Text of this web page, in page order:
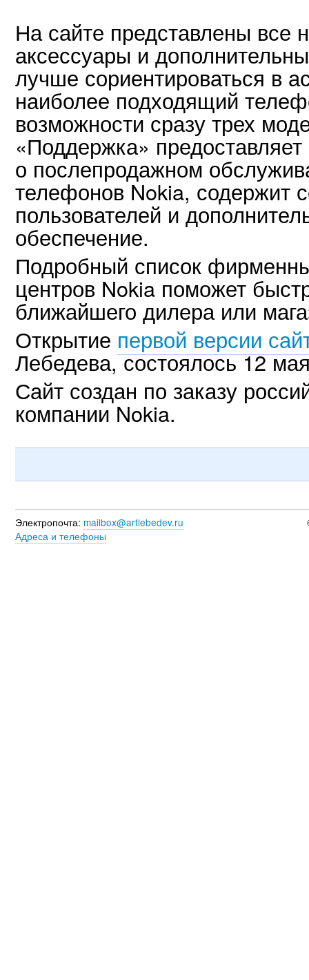
На сайте представлены все
аксессуары и
лучше сориентироваться в
наиболее подходящий
возможности сразу трех
«Поддержка»
о послепродажном
телефонов Nokia, содержит
пользователей и
обеспечение.
Подробный список
центров Nokia поможет
ближайшего дилера или
Открытие первой версии
Лебедева, состоялось 12
Сайт создан по заказу
компании Nokia.
Электропочта: mailbox@artlebedev.ru
Адреса и телефоны